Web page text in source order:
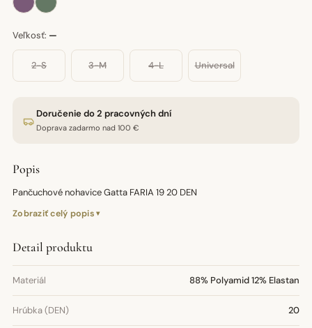
Veľkosť: —
2-S 3-M 4-L Universal
Doručenie do 2 pracovných dní
Doprava zadarmo nad 100 €
Popis
Pančuchové nohavice Gatta FARIA 19 20 DEN
Zobraziť celý popis
Detail produktu
Materiál 88% Polyamid 12% Elastan
Hrúbka (DEN) 20